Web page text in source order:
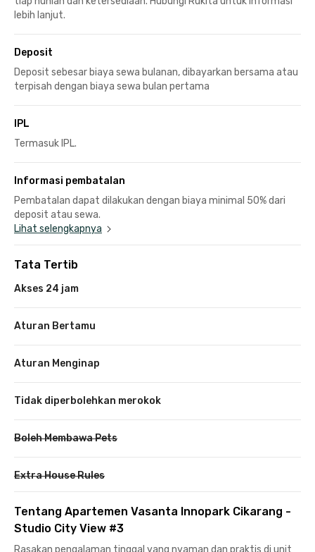
lebih lanjut.
Deposit
Deposit sebesar biaya sewa bulanan, dibayarkan bersama atau
terpisah dengan biaya sewa bulan pertama
IPL
Termasuk IPL.
Informasi pembatalan
Pembatalan dapat dilakukan dengan biaya minimal 50% dari
deposit atau sewa.
Lihat selengkapnya
Tata Tertib
Akses 24 jam
Aturan Bertamu
Aturan Menginap
Tidak diperbolehkan merokok
Boleh Membawa Pets
Extra House Rules
Tentang Apartemen Vasanta Innopark Cikarang -
Studio City View #3
Rasakan pengalaman tinggal yang nyaman dan praktis di unit